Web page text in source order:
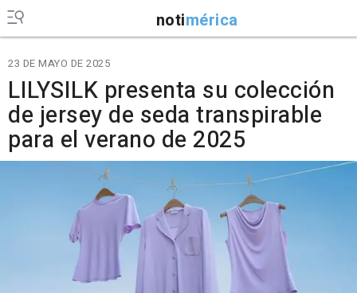
notimérica
23 DE MAYO DE 2025
LILYSILK presenta su colección
de jersey de seda transpirable
para el verano de 2025